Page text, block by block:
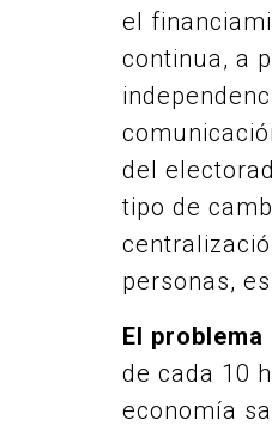
el
continua, a
del
tipo de
personas,
El
de cada 10
economía